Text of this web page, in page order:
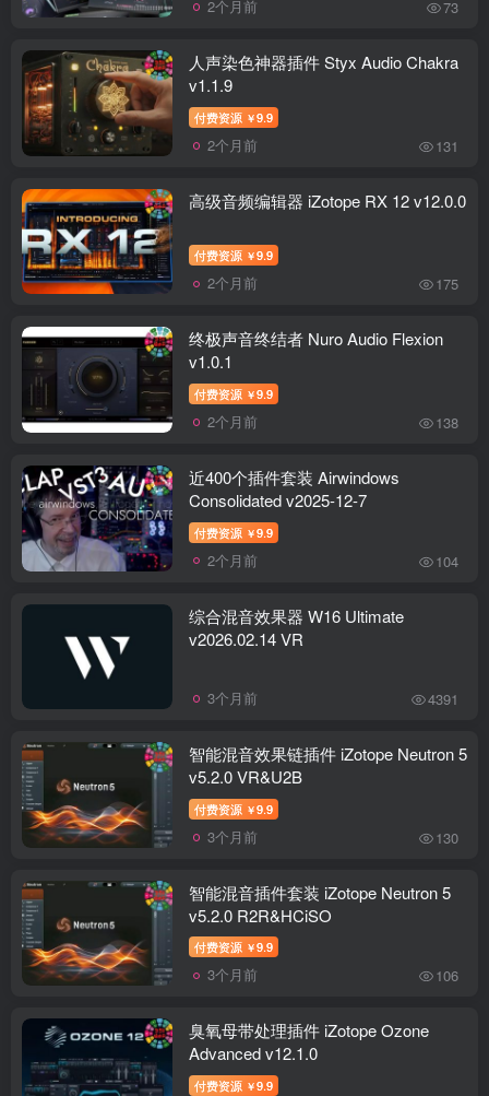
2个月前 73
人声染色神器插件 Styx Audio Chakra
v1.1.9
付费资源 ￥9.9
2个月前 131
高级音频编辑器 iZotope RX 12 v12.0.0
付费资源 ￥9.9
2个月前 175
终极声音终结者 Nuro Audio Flexion
v1.0.1
付费资源 ￥9.9
2个月前 138
近400个插件套装 Airwindows
Consolidated v2025-12-7
付费资源 ￥9.9
2个月前 104
综合混音效果器 W16 Ultimate
v2026.02.14 VR
3个月前 4391
智能混音效果链插件 iZotope Neutron 5
v5.2.0 VR&U2B
付费资源 ￥9.9
3个月前 130
智能混音插件套装 iZotope Neutron 5
v5.2.0 R2R&HCiSO
付费资源 ￥9.9
3个月前 106
臭氧母带处理插件 iZotope Ozone
Advanced v12.1.0
付费资源 ￥9.9